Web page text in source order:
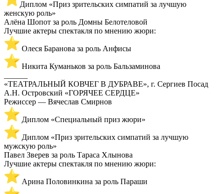
Диплом «Приз зрительских симпатий за лучшую
женскую роль»
Алёна Шопот за роль Домны Белотеловой
Лучшие актеры спектакля по мнению жюри:
Олеся Баранова за роль Анфисы
Никита Куманьков за роль Бальзаминова
«ТЕАТРАЛЬНЫЙ КОВЧЕГ В ДУБРАВЕ», г. Сергиев Посад
А.Н. Островский «ГОРЯЧЕЕ СЕРДЦЕ»
Режиссер — Вячеслав Смирнов
Диплом «Специальный приз жюри»
Диплом «Приз зрительских симпатий за лучшую
мужскую роль»
Павел Зверев за роль Тараса Хлынова
Лучшие актеры спектакля по мнению жюри:
Арина Половинкина за роль Параши